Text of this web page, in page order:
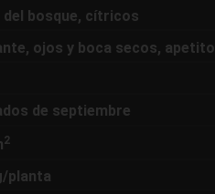
bosque, cítricos
ojos y boca secos, apetito
de septiembre
2
planta